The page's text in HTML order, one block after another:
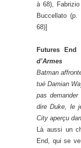
à 68),
Buccellato
68)]
Futures
d’Armes
Batman
tué Damian
pas demander
dire Duke, le
City aperçu
Là aussi un
End, qui se